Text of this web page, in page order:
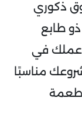
ذكوري
طابع
عملك في
مناسبًا